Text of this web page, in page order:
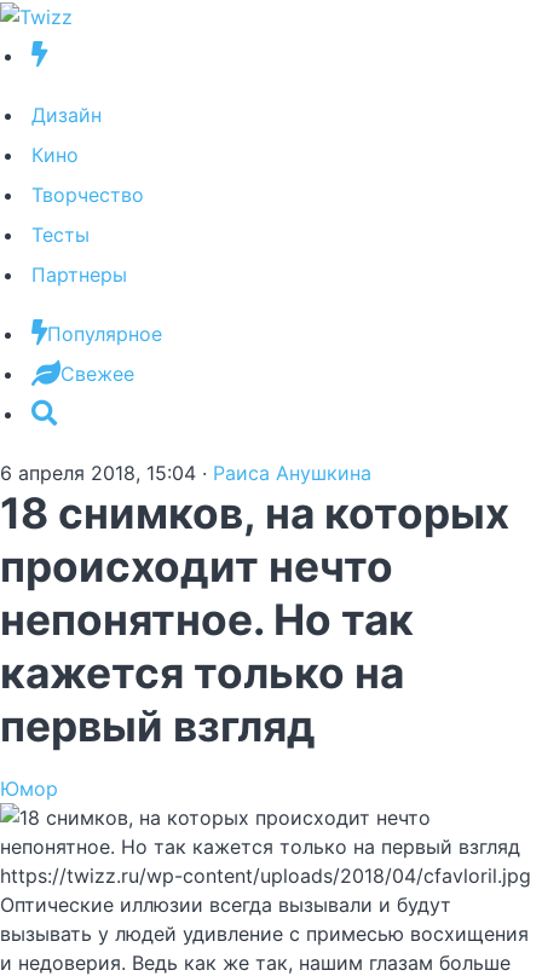
Дизайн
Кино
Творчество
Тесты
Партнеры
Популярное
Свежее
6 апреля 2018, 15:04 · Раиса Анушкина
18 снимков, на которых
происходит нечто
непонятное. Но так
кажется только на
первый взгляд
Юмор
https://twizz.ru/wp-content/uploads/2018/04/cfavloril.jpg
Оптические иллюзии всегда вызывали и будут
вызывать у людей удивление с примесью восхищения
и недоверия. Ведь как же так, нашим глазам больше